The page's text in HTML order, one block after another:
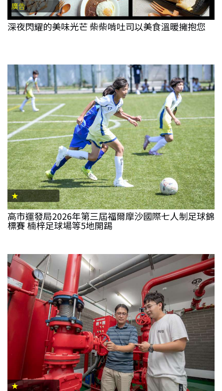
廣告
深夜閃耀的美味光芒 柴柴啃吐司以美食溫暖擁抱您
★
高市運發局2026年第三屆福爾摩沙國際七人制足球錦
標賽 楠梓足球場等5地開踢
★